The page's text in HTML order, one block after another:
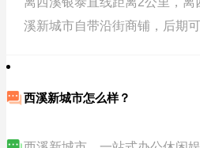
溪新城市自带沿街商铺，后期
西溪新城市怎么样？